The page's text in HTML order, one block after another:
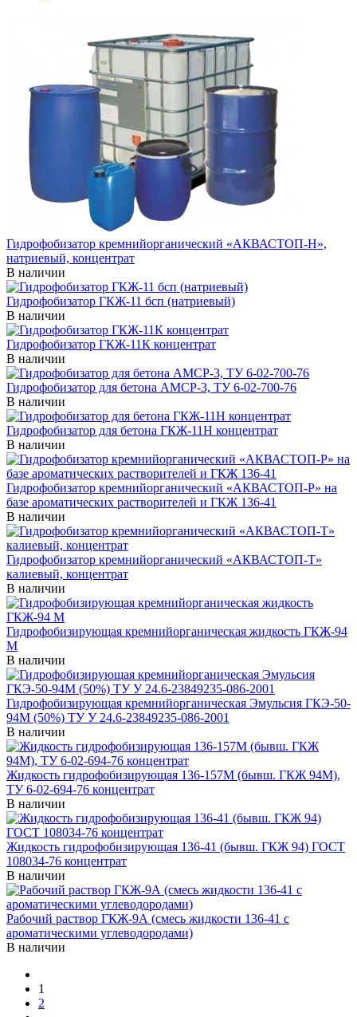
Гидрофобизатор кремнийорганический «АКВАСТОП-Н»,
натриевый, концентрат
В наличии
Гидрофобизатор ГКЖ-11 бсп (натриевый)
В наличии
Гидрофобизатор ГКЖ-11К концентрат
В наличии
Гидрофобизатор для бетона AMCP-3, ТУ 6-02-700-76
В наличии
Гидрофобизатор для бетона ГКЖ-11Н концентрат
В наличии
Гидрофобизатор кремнийорганический «АКВАСТОП-Р» на
базе ароматических растворителей и ГКЖ 136-41
В наличии
Гидрофобизатор кремнийорганический «АКВАСТОП-Т»
калиевый, концентрат
В наличии
Гидрофобизирующая кремнийорганическая жидкость ГКЖ-94
М
В наличии
Гидрофобизирующая кремнийорганическая Эмульсия ГКЭ-50-
94М (50%) ТУ У 24.6-23849235-086-2001
В наличии
Жидкость гидрофобизирующая 136-157M (бывш. ГКЖ 94М),
ТУ 6-02-694-76 концентрат
В наличии
Жидкость гидрофобизирующая 136-41 (бывш. ГКЖ 94) ГОСТ
108034-76 концентрат
В наличии
Рабочий раствор ГКЖ-9А (смесь жидкости 136-41 с
ароматическими углеводородами)
В наличии
1
2